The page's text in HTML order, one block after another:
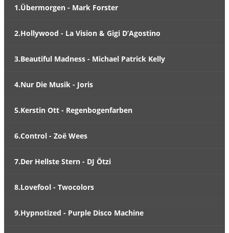
1.Übermorgen - Mark Forster
2.Hollywood - La Vision & Gigi D’Agostino
3.Beautiful Madness - Michael Patrick Kelly
4.Nur Die Musik - Joris
5.Kerstin Ott - Regenbogenfarben
6.Control - Zoë Wees
7.Der Hellste Stern - DJ Ötzi
8.Lovefool - Twocolors
9.Hypnotized - Purple Disco Machine